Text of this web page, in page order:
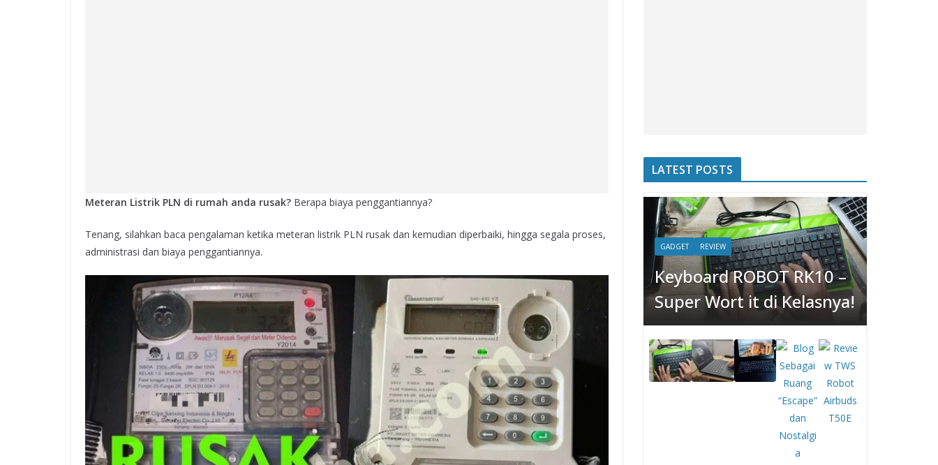
Meteran Listrik PLN di rumah anda rusak? Berapa biaya penggantiannya?
Tenang, silahkan baca pengalaman ketika meteran listrik PLN rusak dan kemudian diperbaiki, hingga segala proses,
administrasi dan biaya penggantiannya.
LATEST POSTS
Airbuds T50E | Bass-nya
Mengejutkan!
GADGET REVIEW
Keyboard ROBOT RK10 –
Super Wort it di Kelasnya!